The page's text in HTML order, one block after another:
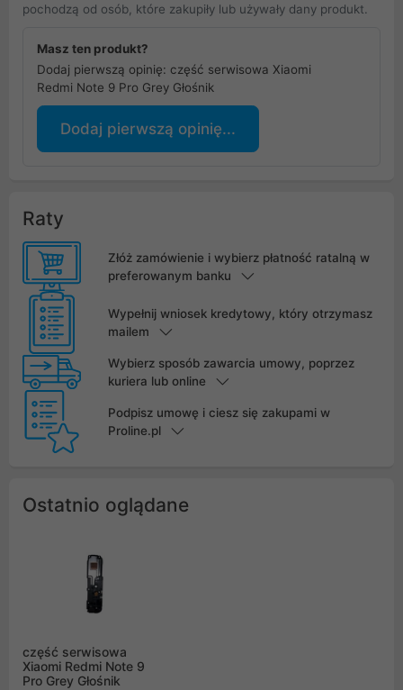
pochodzą od osób, które zakupiły lub używały dany produkt.
Masz ten produkt?
Dodaj pierwszą opinię: część serwisowa Xiaomi
Redmi Note 9 Pro Grey Głośnik
Dodaj pierwszą opinię...
Raty
Złóż zamówienie i wybierz płatność ratalną w
preferowanym banku
Wypełnij wniosek kredytowy, który otrzymasz
mailem
Wybierz sposób zawarcia umowy, poprzez
kuriera lub online
Podpisz umowę i ciesz się zakupami w
Proline.pl
Ostatnio oglądane
część serwisowa
Xiaomi Redmi Note 9
Pro Grey Głośnik